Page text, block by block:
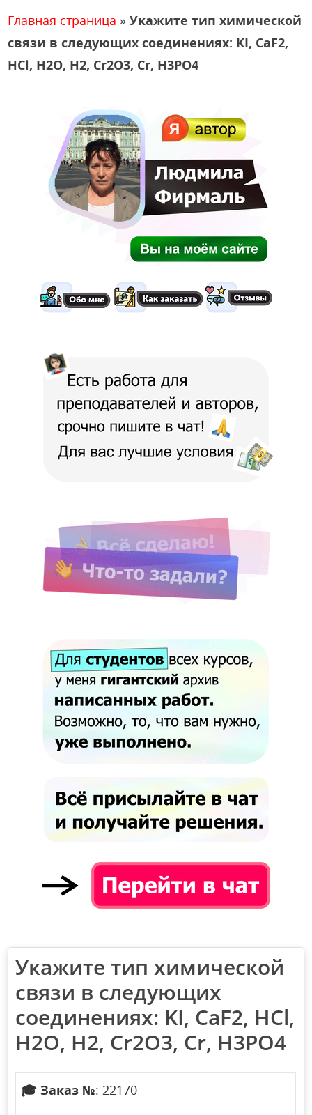
Главная страница »Укажите тип химической
связи в следующих соединениях: KI, CaF2,
HCl, H2O, H2, Cr2O3, Cr, H3PO4
Укажите тип химической
связи в следующих
соединениях: KI, CaF2, HCl,
H2O, H2, Cr2O3, Cr, H3PO4
🎓 Заказ №: 22170